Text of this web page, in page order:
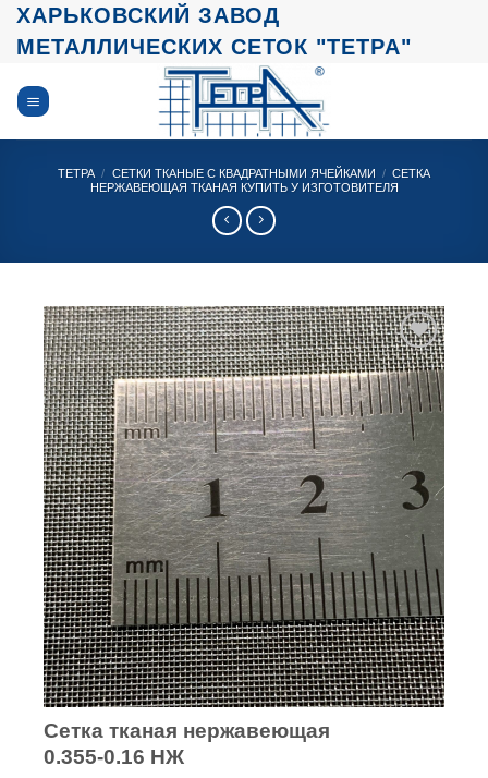
Skip
content
ХАРЬКОВСКИЙ ЗАВОД
МЕТАЛЛИЧЕСКИХ СЕТОК "ТЕТРА"
ТЕТРА / СЕТКИ ТКАНЫЕ С КВАДРАТНЫМИ ЯЧЕЙКАМИ / СЕТКА
НЕРЖАВЕЮЩАЯ ТКАНАЯ КУПИТЬ У ИЗГОТОВИТЕЛЯ
Сетка тканая нержавеющая
0.355-0.16 НЖ